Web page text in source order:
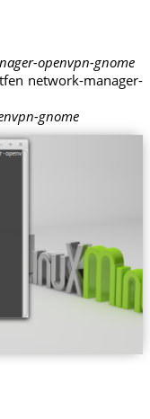
openvpn-gnome
network-manager-
gnome